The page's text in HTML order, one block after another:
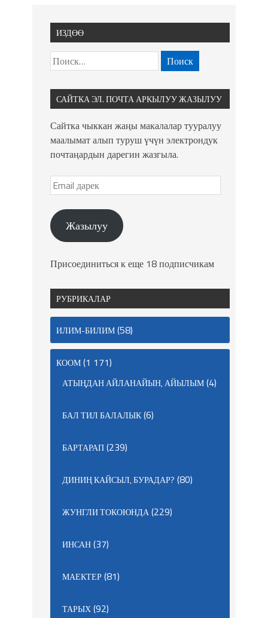
ИЗДӨӨ
САЙТКА ЭЛ. ПОЧТА АРКЫЛУУ ЖАЗЫЛУУ
Сайтка чыккан жаңы макалалар тууралуу
маалымат алып туруш үчүн электрондук
почтаңардын дарегин жазгыла.
Жазылуу
Присоединиться к еще 18 подписчикам
РУБРИКАЛАР
ИЛИМ-БИЛИМ(58)
КООМ(1 171)
АТЫҢДАН АЙЛАНАЙЫН, АЙЫЛЫМ(4)
БАЛ ТИЛ БАЛАЛЫК(6)
БАРТАРАП(239)
ДИНИҢ КАЙСЫЛ, БУРАДАР? (80)
ЖУНГЛИ ТОКОЮНДА(229)
ИНСАН(37)
МАЕКТЕР(81)
ТАРЫХ(92)